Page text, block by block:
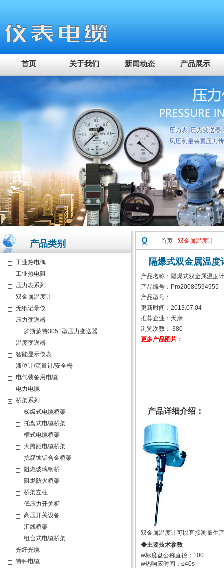
首页 关于我们 新闻动态 产品展示
首页 - 双金属温度计
隔爆式双金属温度
产品名称：隔爆式双金属温度
产品编号：Pro20086594955
产品型号：
更新时间：2013.07.04
推荐企业：天康
浏览次数： 380
更多产品图片：
产品详细介绍：
双金属温度计可以直接测量生
◆主要技术参数
w标度盘公称直径：100
w热响应时间：≤40s
产品类别
工业热电偶
工业热电阻
压力表系列
双金属温度计
无纸记录仪
压力变送器
罗斯蒙特3051型压力变送器
温度变送器
智能显示仪表
液位计/流量计/安全栅
电气装备用电缆
电力电缆
桥架系列
梯级式电缆桥架
托盘式电缆桥架
槽式电缆桥架
大跨距电缆桥架
抗腐蚀铝合金桥架
阻燃玻璃钢桥
阻燃防火桥架
桥架立柱
低压力开关柜
高压开关设备
汇线桥架
组合式电缆桥架
光纤光缆
特种电缆